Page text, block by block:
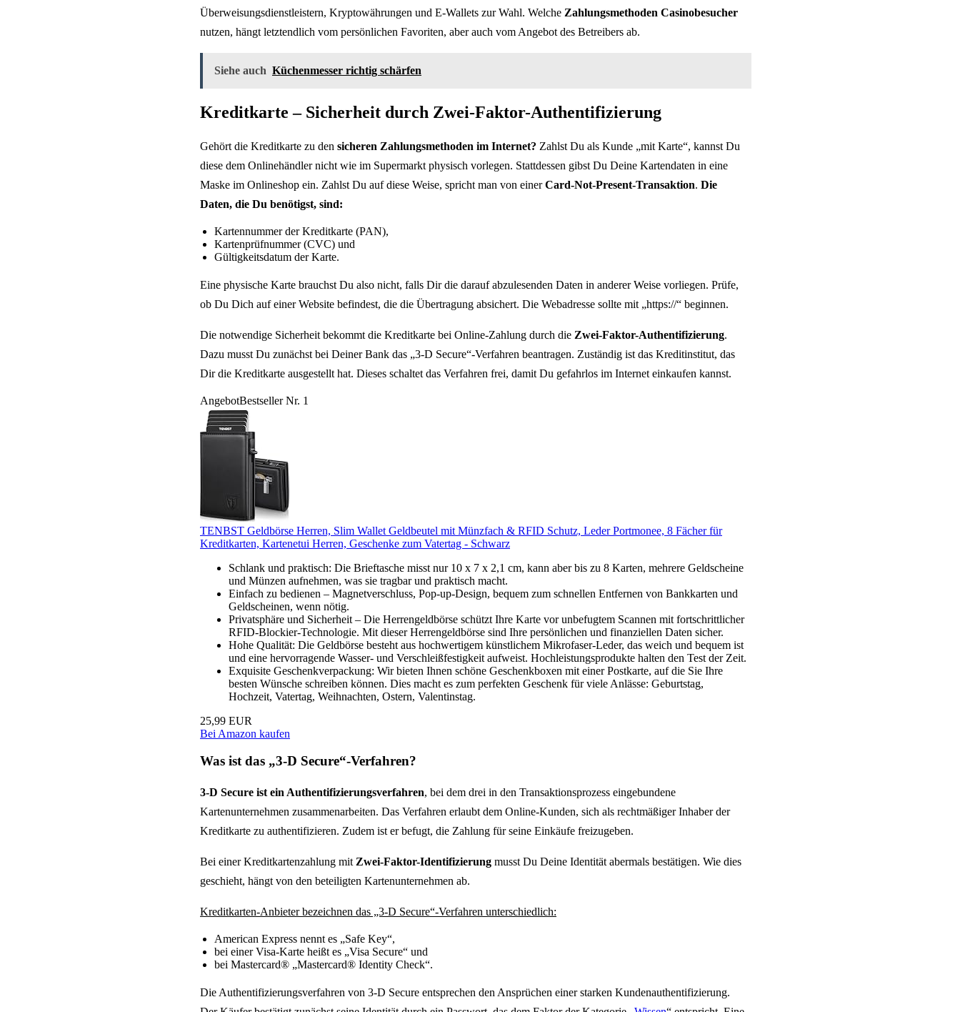
Überweisungsdienstleistern, Kryptowährungen und E-Wallets zur Wahl. Welche Zahlungsmethoden Casinobesucher
nutzen, hängt letztendlich vom persönlichen Favoriten, aber auch vom Angebot des Betreibers ab.
Siehe auch Küchenmesser richtig schärfen
Kreditkarte – Sicherheit durch Zwei-Faktor-Authentifizierung
Gehört die Kreditkarte zu den sicheren Zahlungsmethoden im Internet? Zahlst Du als Kunde „mit Karte“, kannst Du
diese dem Onlinehändler nicht wie im Supermarkt physisch vorlegen. Stattdessen gibst Du Deine Kartendaten in eine
Maske im Onlineshop ein. Zahlst Du auf diese Weise, spricht man von einerCard-Not-Present-Transaktion. Die
Daten, die Du benötigst, sind:
Kartennummer der Kreditkarte (PAN),
Kartenprüfnummer (CVC) und
Gültigkeitsdatum der Karte.
Eine physische Karte brauchst Du also nicht, falls Dir die darauf abzulesenden Daten in anderer Weise vorliegen. Prüfe,
ob Du Dich auf einer Website befindest, die die Übertragung absichert. Die Webadresse sollte mit „https://“ beginnen.
Die notwendige Sicherheit bekommt die Kreditkarte bei Online-Zahlung durch die Zwei-Faktor-Authentifizierung.
Dazu musst Du zunächst bei Deiner Bank das „3-D Secure“-Verfahren beantragen. Zuständig ist das Kreditinstitut, das
Dir die Kreditkarte ausgestellt hat. Dieses schaltet das Verfahren frei, damit Du gefahrlos im Internet einkaufen kannst.
AngebotBestseller Nr. 1
TENBST Geldbörse Herren, Slim Wallet Geldbeutel mit Münzfach & RFID Schutz, Leder Portmonee, 8 Fächer für
Kreditkarten, Kartenetui Herren, Geschenke zum Vatertag - Schwarz
Schlank und praktisch: Die Brieftasche misst nur 10 x 7 x 2,1 cm, kann aber bis zu 8 Karten, mehrere Geldscheine
und Münzen aufnehmen, was sie tragbar und praktisch macht.
Einfach zu bedienen – Magnetverschluss, Pop-up-Design, bequem zum schnellen Entfernen von Bankkarten und
Geldscheinen, wenn nötig.
Privatsphäre und Sicherheit – Die Herrengeldbörse schützt Ihre Karte vor unbefugtem Scannen mit fortschrittlicher
RFID-Blockier-Technologie. Mit dieser Herrengeldbörse sind Ihre persönlichen und finanziellen Daten sicher.
Hohe Qualität: Die Geldbörse besteht aus hochwertigem künstlichem Mikrofaser-Leder, das weich und bequem ist
und eine hervorragende Wasser- und Verschleißfestigkeit aufweist. Hochleistungsprodukte halten den Test der Zeit.
Exquisite Geschenkverpackung: Wir bieten Ihnen schöne Geschenkboxen mit einer Postkarte, auf die Sie Ihre
besten Wünsche schreiben können. Dies macht es zum perfekten Geschenk für viele Anlässe: Geburtstag,
Hochzeit, Vatertag, Weihnachten, Ostern, Valentinstag.
25,99 EUR
Bei Amazon kaufen
Was ist das „3-D Secure“-Verfahren?
3-D Secure ist ein Authentifizierungsverfahren, bei dem drei in den Transaktionsprozess eingebundene
Kartenunternehmen zusammenarbeiten. Das Verfahren erlaubt dem Online-Kunden, sich als rechtmäßiger Inhaber der
Kreditkarte zu authentifizieren. Zudem ist er befugt, die Zahlung für seine Einkäufe freizugeben.
Bei einer Kreditkartenzahlung mit Zwei-Faktor-Identifizierung musst Du Deine Identität abermals bestätigen. Wie dies
geschieht, hängt von den beteiligten Kartenunternehmen ab.
Kreditkarten-Anbieter bezeichnen das „3-D Secure“-Verfahren unterschiedlich:
American Express nennt es „Safe Key“,
bei einer Visa-Karte heißt es „Visa Secure“ und
bei Mastercard® „Mastercard® Identity Check“.
Die Authentifizierungsverfahren von 3-D Secure entsprechen den Ansprüchen einer starken Kundenauthentifizierung.